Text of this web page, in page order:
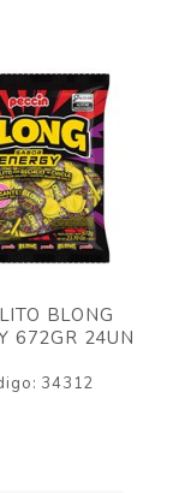
BLONG
672GR 24UN
34312